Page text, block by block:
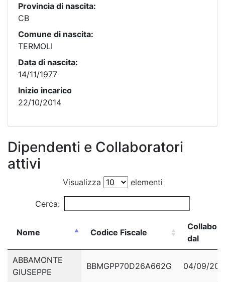
Provincia di nascita:
CB
Comune di nascita:
TERMOLI
Data di nascita:
14/11/1977
Inizio incarico
22/10/2014
Dipendenti e Collaboratori
attivi
Visualizza elementi
Cerca:
Nome Codice Fiscale
Collabora
dal
Nome
dal
ABBAMONTE
GIUSEPPE
BBMGPP70D26A662G 04/09/